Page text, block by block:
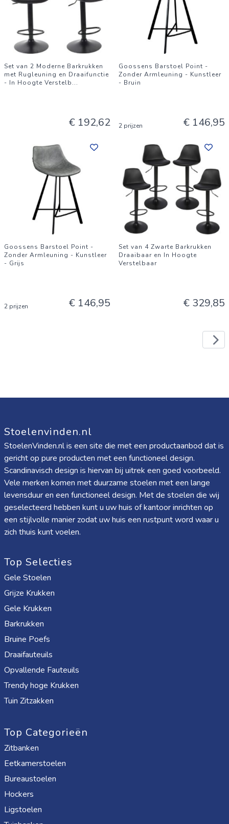
Set van 2 Moderne Barkrukken
met Rugleuning en Draaifunctie
- In Hoogte Verstelb...
€ 192,62
Goossens Barstoel Point -
Zonder Armleuning - Kunstleer
- Bruin
2 prijzen € 146,95
Goossens Barstoel Point -
Zonder Armleuning - Kunstleer
- Grijs
2 prijzen € 146,95
Set van 4 Zwarte Barkrukken
Draaibaar en In Hoogte
Verstelbaar
€ 329,85
Stoelenvinden.nl
StoelenVinden.nl is een site die met een productaanbod dat is
gericht op pure producten met een functioneel design.
Scandinavisch design is hiervan bij uitrek een goed voorbeeld.
Vele merken komen met duurzame stoelen met een lange
levensduur en een functioneel design. Met de stoelen die wij
geselecteerd hebben kunt u uw huis of kantoor inrichten op
een stijlvolle manier zodat uw huis een rustpunt word waar u
zich thuis kunt voelen.
Top Selecties
Gele Stoelen
Grijze Krukken
Gele Krukken
Barkrukken
Bruine Poefs
Draaifauteuils
Opvallende Fauteuils
Trendy hoge Krukken
Tuin Zitzakken
Top Categorieën
Zitbanken
Eetkamerstoelen
Bureaustoelen
Hockers
Ligstoelen